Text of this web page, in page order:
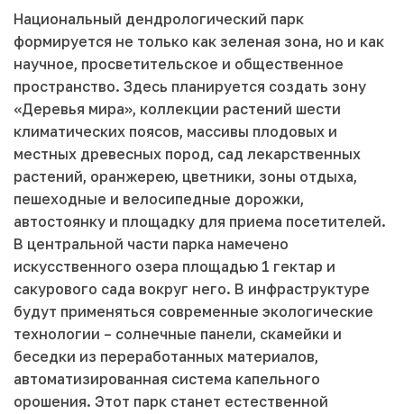
Национальный дендрологический парк
формируется не только как зеленая зона, но и как
научное, просветительское и общественное
пространство. Здесь планируется создать зону
«Деревья мира», коллекции растений шести
климатических поясов, массивы плодовых и
местных древесных пород, сад лекарственных
растений, оранжерею, цветники, зоны отдыха,
пешеходные и велосипедные дорожки,
автостоянку и площадку для приема посетителей.
В центральной части парка намечено
искусственного озера площадью 1 гектар и
сакурового сада вокруг него. В инфраструктуре
будут применяться современные экологические
технологии – солнечные панели, скамейки и
беседки из переработанных материалов,
автоматизированная система капельного
орошения. Этот парк станет естественной